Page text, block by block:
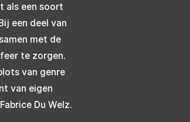
als een soort
een deel van
met de
te zorgen.
van genre
van eigen
Du Welz.